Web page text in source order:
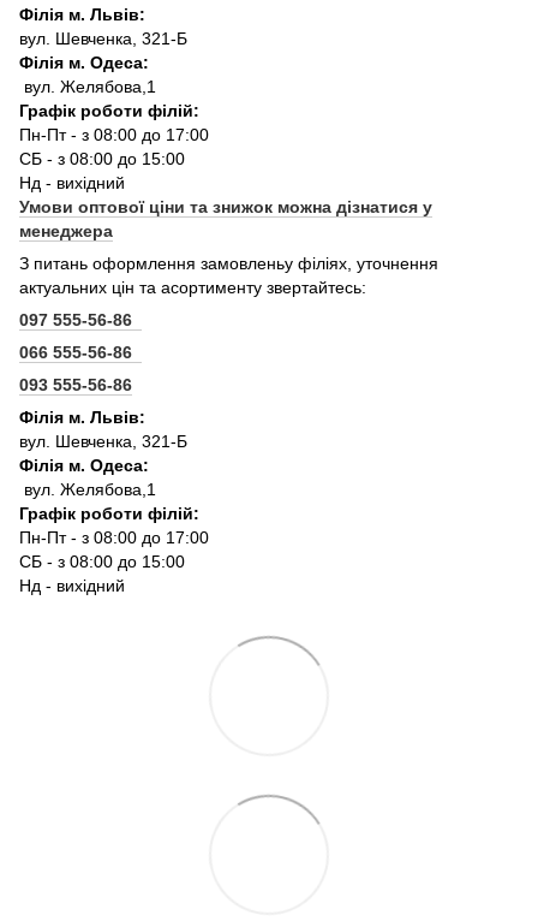
Філія м. Львів:
вул. Шевченка, 321-Б
Філія м. Одеса:
вул. Желябова,1
Графік роботи філій:
Пн-Пт - з 08:00 до 17:00
СБ - з 08:00 до 15:00
Нд - вихідний
Умови оптової ціни та знижок можна дізнатися у
менеджера
З питань оформлення замовленьу філіях, уточнення
актуальних цін та асортименту звертайтесь:
097 555-56-86
066 555-56-86
093 555-56-86
Філія м. Львів:
вул. Шевченка, 321-Б
Філія м. Одеса:
вул. Желябова,1
Графік роботи філій:
Пн-Пт - з 08:00 до 17:00
СБ - з 08:00 до 15:00
Нд - вихідний